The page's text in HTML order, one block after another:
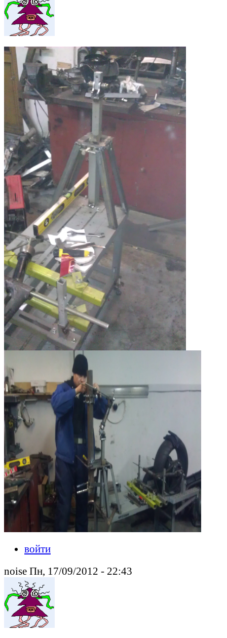
войти
noise Пн, 17/09/2012 - 22:43